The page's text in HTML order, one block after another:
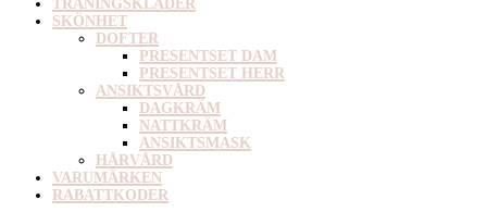
TRÄNINGSKLÄDER
SKÖNHET
DOFTER
PRESENTSET DAM
PRESENTSET HERR
ANSIKTSVÅRD
DAGKRÄM
NATTKRÄM
ANSIKTSMASK
HÅRVÅRD
VARUMÄRKEN
RABATTKODER